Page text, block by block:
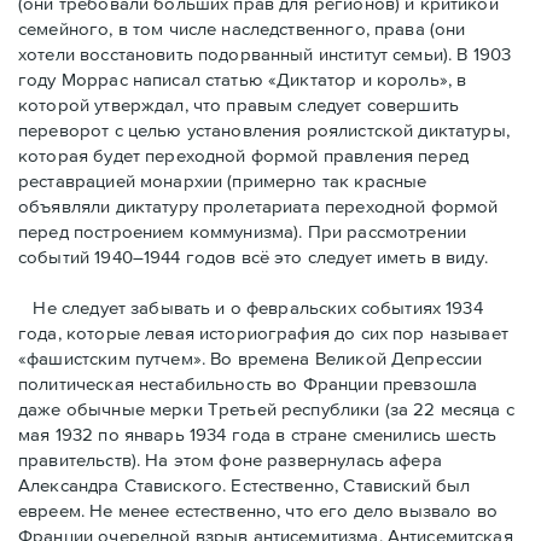
семейного, в том числе наследственного, права (они
хотели восстановить подорванный институт семьи). В 1903
году Моррас написал статью «Диктатор и король», в
которой утверждал, что правым следует совершить
переворот с целью установления роялистской диктатуры,
которая будет переходной формой правления перед
реставрацией монархии (примерно так красные
объявляли диктатуру пролетариата переходной формой
перед построением коммунизма). При рассмотрении
событий 1940–1944 годов всё это следует иметь в виду.
Не следует забывать и о февральских событиях 1934
года, которые левая историография до сих пор называет
«фашистским путчем». Во времена Великой Депрессии
политическая нестабильность во Франции превзошла
даже обычные мерки Третьей республики (за 22 месяца с
мая 1932 по январь 1934 года в стране сменились шесть
правительств). На этом фоне развернулась афера
Александра Ставиского. Естественно, Ставиский был
евреем. Не менее естественно, что его дело вызвало во
Франции очередной взрыв антисемитизма. Антисемитская